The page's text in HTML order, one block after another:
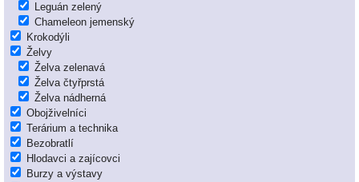
Leguán zelený
Chameleon jemenský
Krokodýli
Želvy
Želva zelenavá
Želva čtyřprstá
Želva nádherná
Obojživelníci
Terárium a technika
Bezobratlí
Hlodavci a zajícovci
Burzy a výstavy